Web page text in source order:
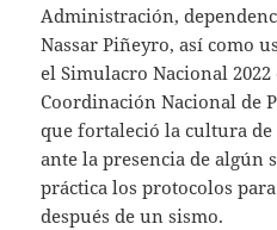
Administración,
Nassar Piñeyro, así como
el Simulacro Nacional
Coordinación Nacional de
que fortaleció la cultura
ante la presencia de algún
práctica los protocolos
después de un sismo.